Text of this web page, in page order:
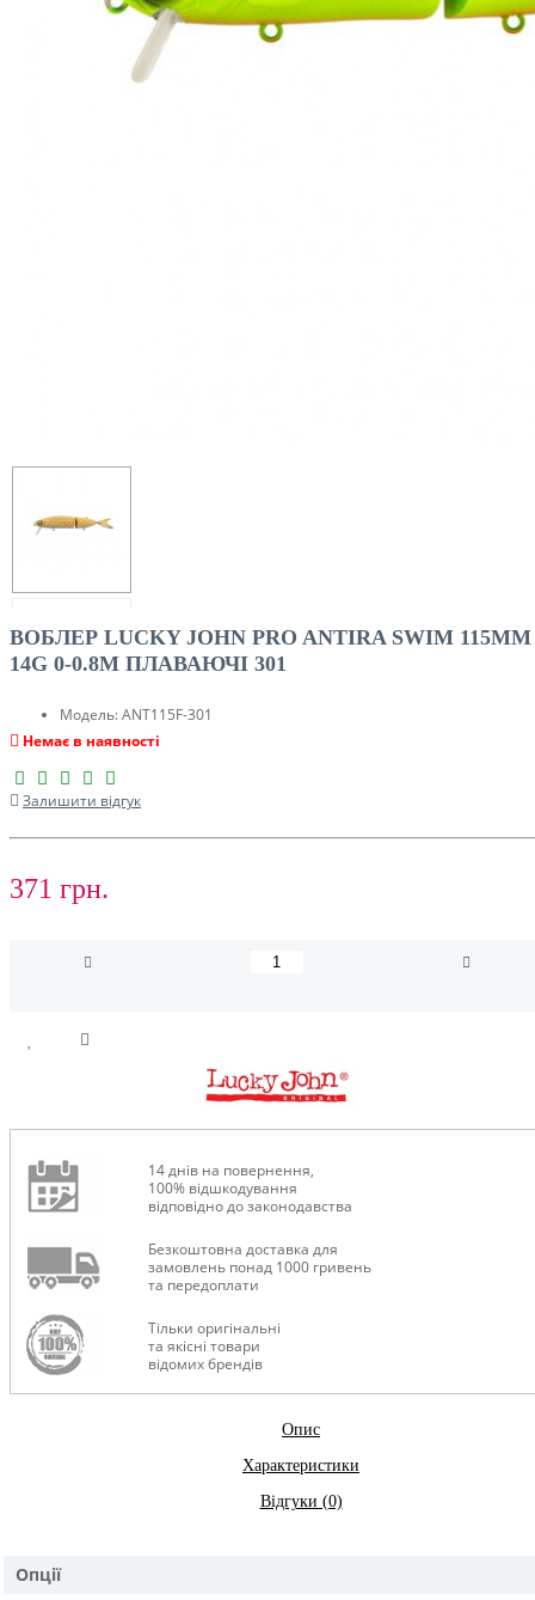
ВОБЛЕР LUCKY JOHN PRO ANTIRA SWIM 115MM
14G 0-0.8M ПЛАВАЮЧІ 301
Модель:ANT115F-301
Немає в наявності
Залишити відгук
371 грн.
14 днів на повернення,
100% відшкодування
відповідно до законодавства
Безкоштовна доставка для
замовлень понад 1000 гривень
та передоплати
Тільки оригінальні
та якісні товари
відомих брендів
Опис
Характеристики
Відгуки (0)
Опції